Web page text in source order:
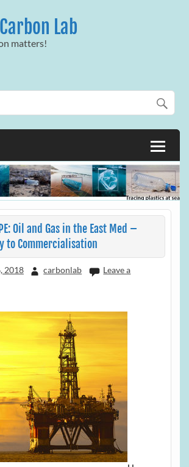
Lab
matters!
Oil and Gas in the East Med –
to Commercialisation
2018 carbonlab
Leave a